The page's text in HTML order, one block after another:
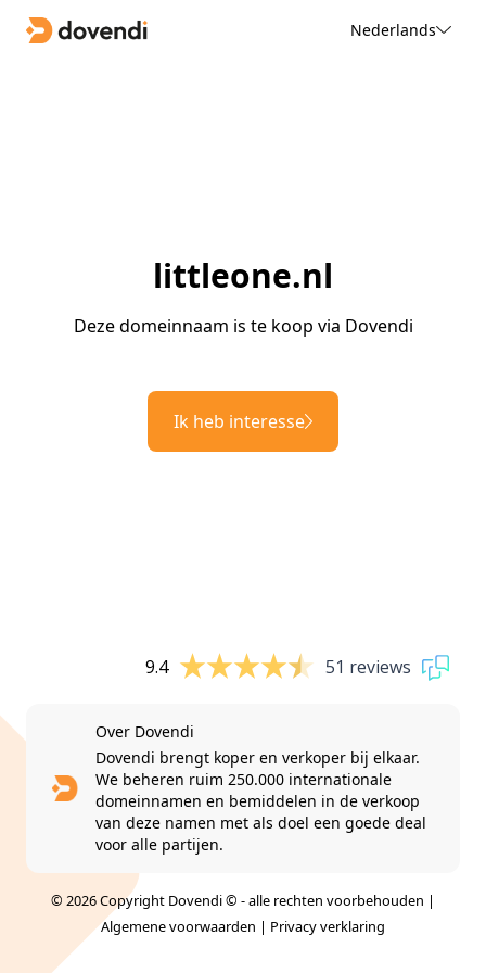
Nederlands
littleone.nl
Deze domeinnaam is te koop via Dovendi
Ik heb interesse
9.4 51 reviews
Over Dovendi
Dovendi brengt koper en verkoper bij elkaar.
We beheren ruim 250.000 internationale
domeinnamen en bemiddelen in de verkoop
van deze namen met als doel een goede deal
voor alle partijen.
© 2026 Copyright Dovendi © - alle rechten voorbehouden |
Algemene voorwaarden | Privacy verklaring